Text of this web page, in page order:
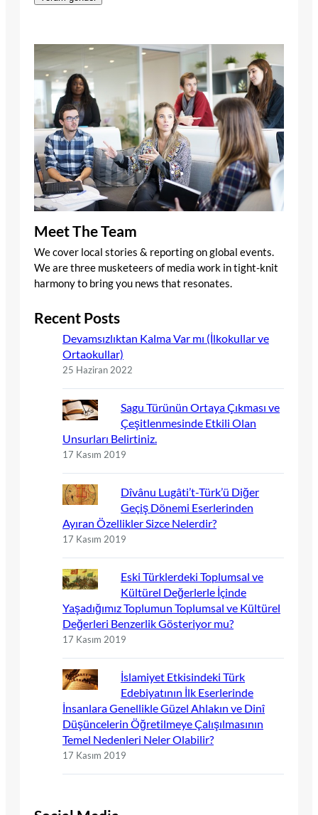
Meet The Team
We cover local stories & reporting on global events.
We are three musketeers of media work in tight-knit
harmony to bring you news that resonates.
Recent Posts
Devamsızlıktan Kalma Var mı (İlkokullar ve
Ortaokullar)
25 Haziran 2022
Sagu Türünün Ortaya Çıkması ve
Çeşitlenmesinde Etkili Olan
Unsurları Belirtiniz.
17 Kasım 2019
Dîvânu Lugâti’t-Türk’ü Diğer
Geçiş Dönemi Eserlerinden
Ayıran Özellikler Sizce Nelerdir?
17 Kasım 2019
Eski Türklerdeki Toplumsal ve
Kültürel Değerlerle İçinde
Yaşadığımız Toplumun Toplumsal ve Kültürel
Değerleri Benzerlik Gösteriyor mu?
17 Kasım 2019
İslamiyet Etkisindeki Türk
Edebiyatının İlk Eserlerinde
İnsanlara Genellikle Güzel Ahlakın ve Dinî
Düşüncelerin Öğretilmeye Çalışılmasının
Temel Nedenleri Neler Olabilir?
17 Kasım 2019